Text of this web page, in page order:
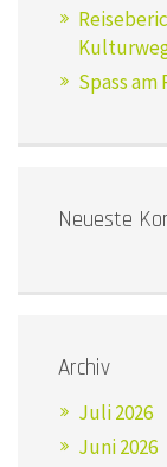
Spass am
Neueste
Archiv
Juli 2026
Juni 2026